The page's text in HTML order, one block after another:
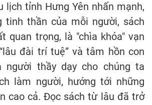
lịch tỉnh Hưng Yên nhấn mạnh,
tinh thần của mỗi người, sách
quan trọng, là "chìa khóa" vạn
đài trí tuệ” và tâm hồn con
người thầy dạy cho chúng ta
làm người, hướng tới những
cao cả. Đọc sách từ lâu đã trở